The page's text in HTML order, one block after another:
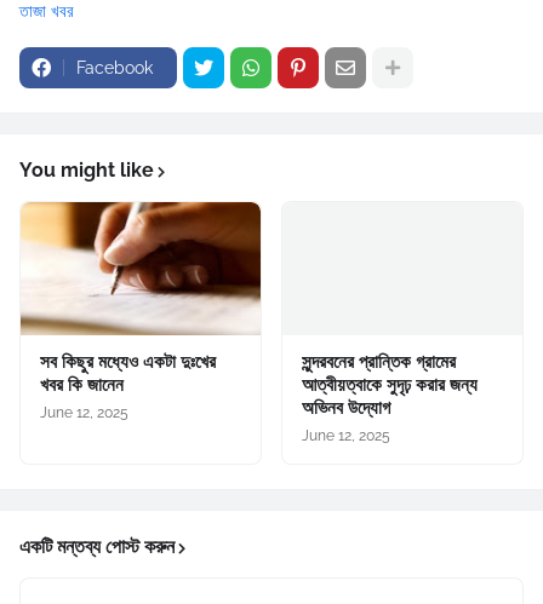
তাজা খবর
Facebook
You might like
সব কিছুর মধ্যেও একটা দুঃখের
খবর কি জানেন
June 12, 2025
সুন্দরবনের প্রান্তিক গ্রামের
আত্বীয়ত্বাকে সুদৃঢ় করার জন্য
অভিনব উদ্যোগ
June 12, 2025
একটি মন্তব্য পোস্ট করুন